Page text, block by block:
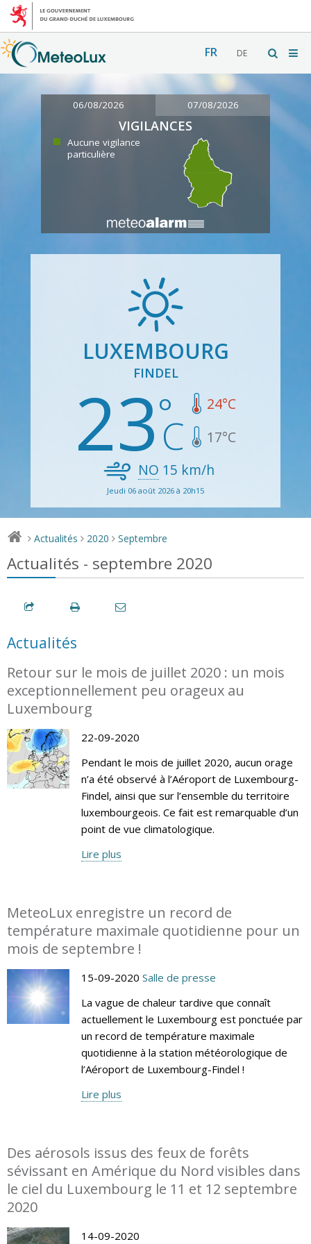
FR DE
06/08/2026 07/08/2026
VIGILANCES
Aucune vigilance
particulière
LUXEMBOURG
FINDEL
23 24°C
17°C
NO 15 km/h
Jeudi 06 août 2026 à 20h15
> Actualités > 2020 > Septembre
Actualités - septembre 2020
Actualités
Retour sur le mois de juillet 2020 : un mois
exceptionnellement peu orageux au
Luxembourg
22-09-2020
Pendant le mois de juillet 2020, aucun orage
n’a été observé à l’Aéroport de Luxembourg-
Findel, ainsi que sur l’ensemble du territoire
luxembourgeois. Ce fait est remarquable d’un
point de vue climatologique.
Lire plus
MeteoLux enregistre un record de
température maximale quotidienne pour un
mois de septembre !
15-09-2020 Salle de presse
La vague de chaleur tardive que connaît
actuellement le Luxembourg est ponctuée par
un record de température maximale
quotidienne à la station météorologique de
l’Aéroport de Luxembourg-Findel !
Lire plus
Des aérosols issus des feux de forêts
sévissant en Amérique du Nord visibles dans
le ciel du Luxembourg le 11 et 12 septembre
2020
14-09-2020